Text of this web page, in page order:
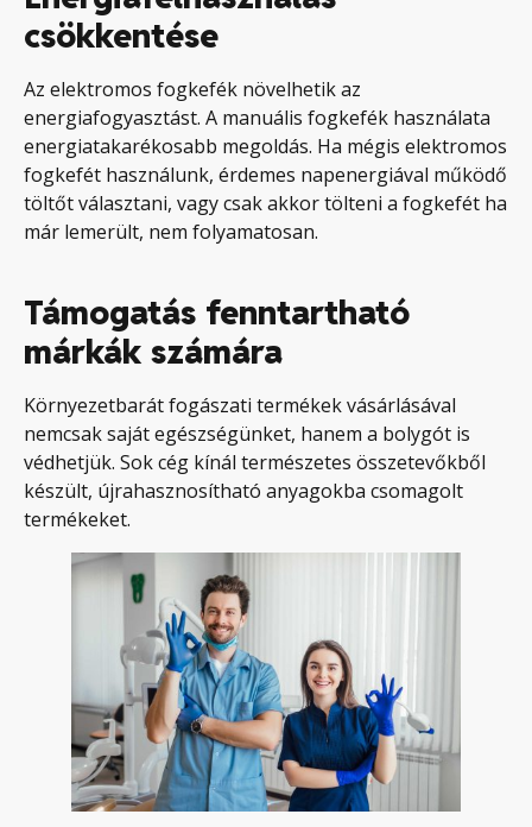
csökkentése
Az elektromos fogkefék növelhetik az
energiafogyasztást. A manuális fogkefék használata
energiatakarékosabb megoldás. Ha mégis elektromos
fogkefét használunk, érdemes napenergiával működő
töltőt választani, vagy csak akkor tölteni a fogkefét ha
már lemerült, nem folyamatosan.
Támogatás fenntartható
márkák számára
Környezetbarát fogászati termékek vásárlásával
nemcsak saját egészségünket, hanem a bolygót is
védhetjük. Sok cég kínál természetes összetevőkből
készült, újrahasznosítható anyagokba csomagolt
termékeket.